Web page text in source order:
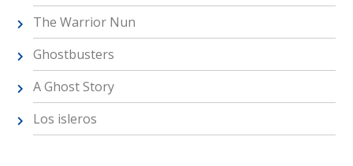
The Warrior Nun
Ghostbusters
A Ghost Story
Los isleros